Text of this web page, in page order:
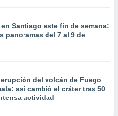
en Santiago este fin de semana:
panoramas del 7 al 9 de
del volcán de Fuego
así cambió el cráter tras 50
actividad